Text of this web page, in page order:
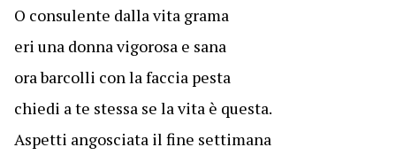
O consulente dalla vita grama
eri una donna vigorosa e sana
ora barcolli con la faccia pesta
chiedi a te stessa se la vita è questa.
Aspetti angosciata il fine settimana